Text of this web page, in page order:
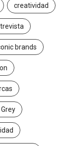
creatividad
brands